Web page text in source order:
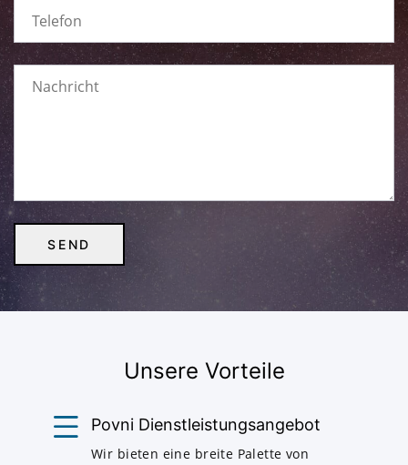
Unsere Vorteile
Povni Dienstleistungsangebot
Wir bieten eine breite Palette von